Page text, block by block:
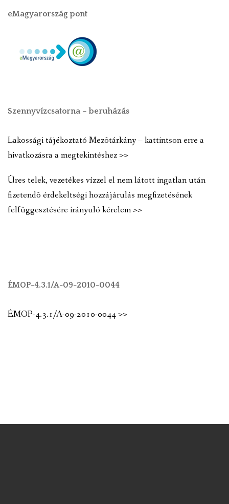
eMagyarország pont
Szennyvízcsatorna – beruházás
Lakossági tájékoztató Mezõtárkány – kattintson erre a
hivatkozásra a megtekintéshez >>
Üres telek, vezetékes vízzel el nem látott ingatlan után
fizetendõ érdekeltségi hozzájárulás megfizetésének
felfüggesztésére irányuló kérelem >>
ÉMOP-4.3.1/A-09-2010-0044
ÉMOP-4.3.1/A-09-2010-0044 >>